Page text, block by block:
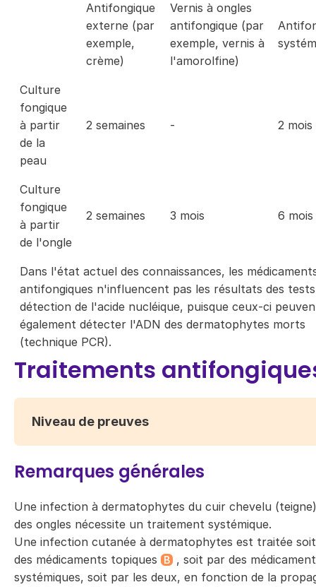
Antifongique
externe (par
exemple,
crème)
Vernis à ongles
antifongique (par
exemple, vernis à
l'amorolfine)
Culture
fongique
à partir
de la
peau
2 semaines - 2 mois
Culture
fongique
à partir
de l'ongle
2 semaines 3 mois 6 mois
Dans l'état actuel des connaissances, les
antifongiques n'influencent pas les résultats des
détection de l'acide nucléique, puisque ceux-ci
également détecter l'ADN des dermatophytes morts
(technique PCR).
Traitements
Niveau de preuves
Remarques générales
Une infection à dermatophytes du cuir chevelu
des ongles nécessite un traitement systémique.
Une infection cutanée à dermatophytes est traitée
des médicaments topiques
B , soit par des
systémiques, soit par les deux, en fonction de la